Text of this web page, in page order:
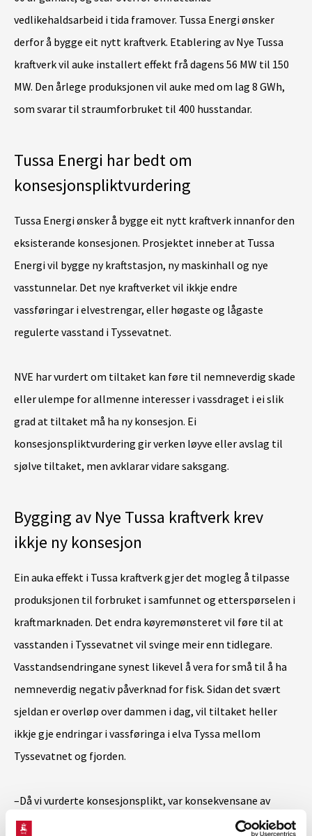
vedlikehaldsarbeid i tida framover. Tussa Energi ønsker
derfor å bygge eit nytt kraftverk. Etablering av Nye Tussa
kraftverk vil auke installert effekt frå dagens 56 MW til 150
MW. Den årlege produksjonen vil auke med om lag 8 GWh,
som svarar til straumforbruket til 400 husstandar.
Tussa Energi har bedt om
konsesjonspliktvurdering
Tussa Energi ønsker å bygge eit nytt kraftverk innanfor den
eksisterande konsesjonen. Prosjektet inneber at Tussa
Energi vil bygge ny kraftstasjon, ny maskinhall og nye
vasstunnelar. Det nye kraftverket vil ikkje endre
vassføringar i elvestrengar, eller høgaste og lågaste
regulerte vasstand i Tyssevatnet.
NVE har vurdert om tiltaket kan føre til nemneverdig skade
eller ulempe for allmenne interesser i vassdraget i ei slik
grad at tiltaket må ha ny konsesjon. Ei
konsesjonspliktvurdering gir verken løyve eller avslag til
sjølve tiltaket, men avklarar vidare saksgang.
Bygging av Nye Tussa kraftverk krev
ikkje ny konsesjon
Ein auka effekt i Tussa kraftverk gjer det mogleg å tilpasse
produksjonen til forbruket i samfunnet og etterspørselen i
kraftmarknaden. Det endra køyremønsteret vil føre til at
vasstanden i Tyssevatnet vil svinge meir enn tidlegare.
Vasstandsendringane synest likevel å vera for små til å ha
nemneverdig negativ påverknad for fisk. Sidan det svært
sjeldan er overløp over dammen i dag, vil tiltaket heller
ikkje gje endringar i vassføringa i elva Tyssa mellom
Tyssevatnet og fjorden.
–Då vi vurderte konsesjonsplikt, var konsekvensane av
effektkøyring og svingingane i vasstanden som det fører til